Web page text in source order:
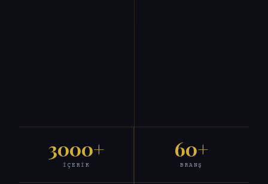
3000+
İÇERIK
60+
BRANŞ